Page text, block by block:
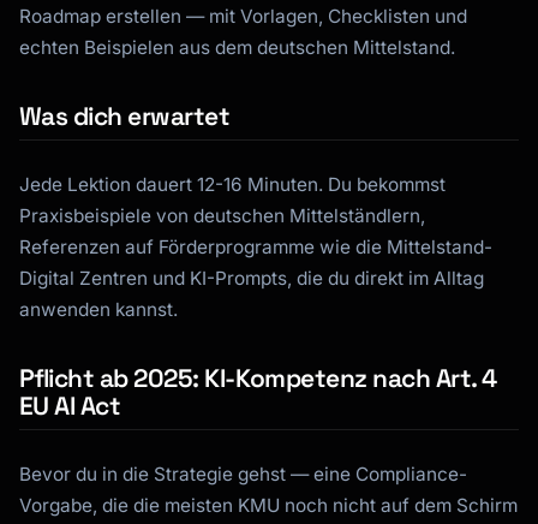
Roadmap erstellen — mit Vorlagen, Checklisten und
echten Beispielen aus dem deutschen Mittelstand.
Was dich erwartet
Jede Lektion dauert 12-16 Minuten. Du bekommst
Praxisbeispiele von deutschen Mittelständlern,
Referenzen auf Förderprogramme wie die Mittelstand-
Digital Zentren und KI-Prompts, die du direkt im Alltag
anwenden kannst.
Pflicht ab 2025: KI-Kompetenz nach Art. 4
EU AI Act
Bevor du in die Strategie gehst — eine Compliance-
Vorgabe, die die meisten KMU noch nicht auf dem Schirm